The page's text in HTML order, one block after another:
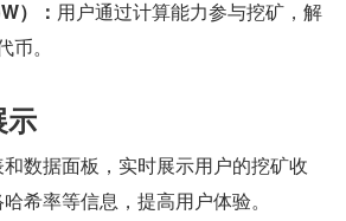
）： 用户通过计算能力参与挖矿，解
。
示
数据面板，实时展示用户的挖矿收
希率等信息，提高用户体验。